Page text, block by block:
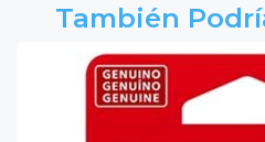
También